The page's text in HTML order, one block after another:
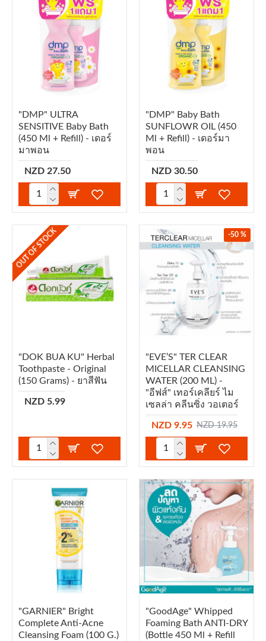
"DMP" ULTRA
SENSITIVE Baby Bath
(450 Ml + Refill) - เดอร์
มาพอน
NZD 27.50
"DMP" Baby Bath
SUNFLOWR OIL (450
Ml + Refill) - เดอร์มา
พอน
NZD 30.50
OUT OF STOCK
"DOK BUA KU" Herbal
Toothpaste - Original
(150 Grams) - ยาสีฟัน
NZD 5.99
-50 %
"EVE’S" TER CLEAR
MICELLAR CLEANSING
WATER (200 ML) -
"อีฟส์" เทอร์เคลียร์ ไม
เซลล่า คลีนซิ่ง วอเตอร์
NZD 9.95 NZD 19.95
"GARNIER" Bright
Complete Anti-Acne
Cleansing Foam (100 G.)
"GoodAge" Whipped
Foaming Bath ANTI-DRY
(Bottle 450 Ml + Refill